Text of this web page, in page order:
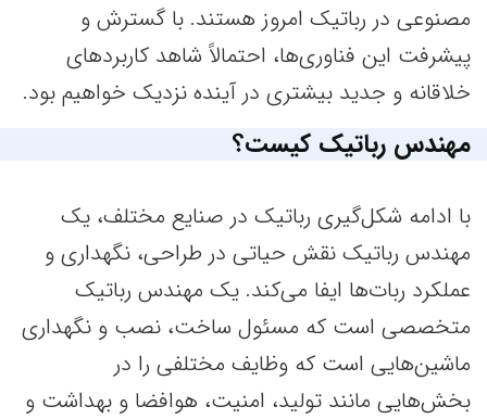
مصنوعی در رباتیک امروز هستند. با گسترش و
پیشرفت این فناوری‌ها، احتمالاً شاهد کاربردهای
خلاقانه و جدید بیشتری در آینده نزدیک خواهیم بود.
مهندس رباتیک کیست؟
با ادامه شکل‌گیری رباتیک در صنایع مختلف، یک
مهندس رباتیک نقش حیاتی در طراحی، نگهداری و
عملکرد ربات‌ها ایفا می‌کند. یک مهندس رباتیک
متخصصی است که مسئول ساخت، نصب و نگهداری
ماشین‌هایی است که وظایف مختلفی را در
بخش‌هایی مانند تولید، امنیت، هوافضا و بهداشت و